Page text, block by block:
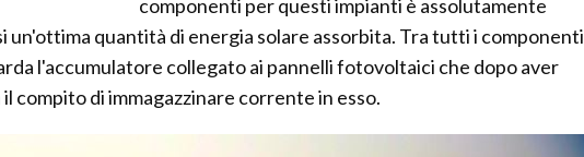
componenti per questi impianti è assolutamente
un'ottima quantità di energia solare assorbita. Tra tutti i componenti
l'accumulatore collegato ai pannelli fotovoltaici che dopo aver
compito di immagazzinare corrente in esso.